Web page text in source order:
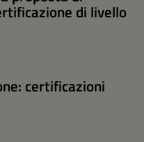
di livello
certificazioni